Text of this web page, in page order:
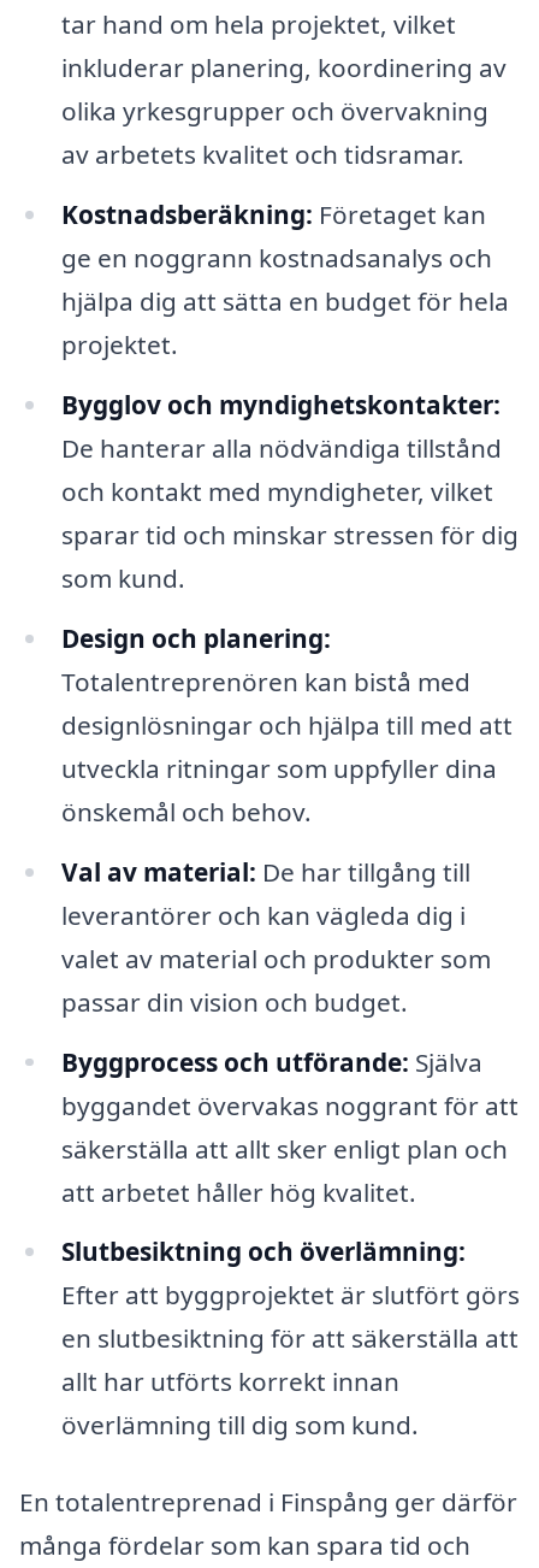
tar hand om hela projektet, vilket
inkluderar planering, koordinering av
olika yrkesgrupper och övervakning
av arbetets kvalitet och tidsramar.
Kostnadsberäkning: Företaget kan
ge en noggrann kostnadsanalys och
hjälpa dig att sätta en budget för hela
projektet.
Bygglov och myndighetskontakter:
De hanterar alla nödvändiga tillstånd
och kontakt med myndigheter, vilket
sparar tid och minskar stressen för dig
som kund.
Design och planering:
Totalentreprenören kan bistå med
designlösningar och hjälpa till med att
utveckla ritningar som uppfyller dina
önskemål och behov.
Val av material: De har tillgång till
leverantörer och kan vägleda dig i
valet av material och produkter som
passar din vision och budget.
Byggprocess och utförande: Själva
byggandet övervakas noggrant för att
säkerställa att allt sker enligt plan och
att arbetet håller hög kvalitet.
Slutbesiktning och överlämning:
Efter att byggprojektet är slutfört görs
en slutbesiktning för att säkerställa att
allt har utförts korrekt innan
överlämning till dig som kund.
En totalentreprenad i Finspång ger därför
många fördelar som kan spara tid och